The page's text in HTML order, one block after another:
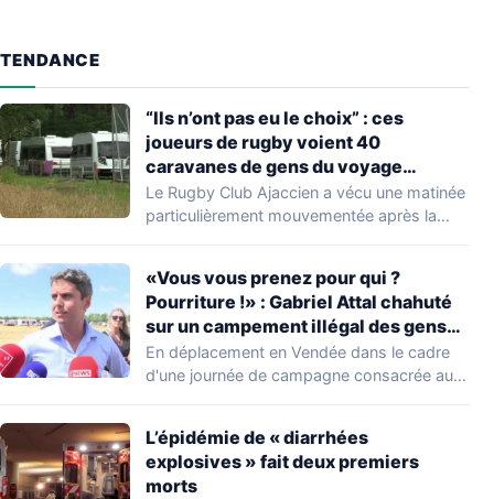
TENDANCE
“Ils n’ont pas eu le choix” : ces
joueurs de rugby voient 40
caravanes de gens du voyage
s’installer dans leur stade, ils les
délogent en moins d’1 heure
Le Rugby Club Ajaccien a vécu une matinée
particulièrement mouvementée après la
«Vous vous prenez pour qui ?
Pourriture !» : Gabriel Attal chahuté
sur un campement illégal des gens
du voyage
En déplacement en Vendée dans le cadre
d'une journée de campagne consacrée aux
L’épidémie de « diarrhées
explosives » fait deux premiers
morts